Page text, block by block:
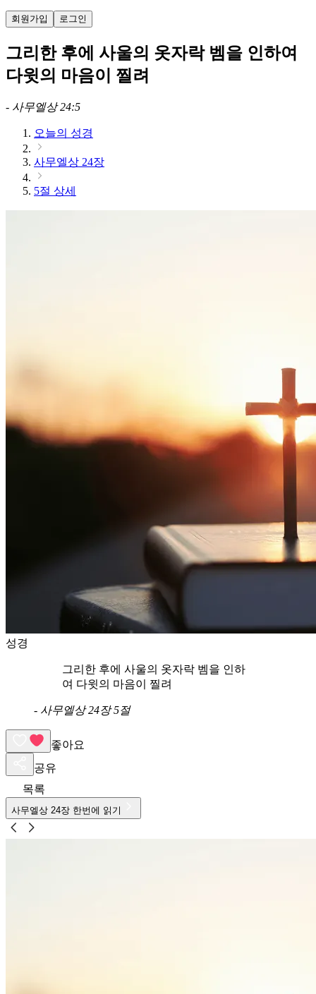
회원가입 로그인
그리한 후에 사울의 옷자락 벰을 인하여
다윗의 마음이 찔려
- 사무엘상 24:5
오늘의 성경
사무엘상 24장
5절 상세
성경
그리한 후에 사울의 옷자락 벰을 인하
여 다윗의 마음이 찔려
- 사무엘상 24장 5절
좋아요
공유
목록
사무엘상 24장 한번에 읽기